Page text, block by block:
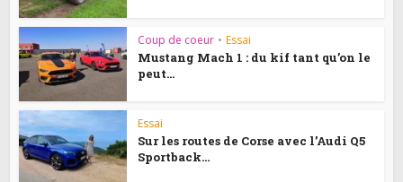
Coup de coeur • Essai
Mustang Mach 1 : du kif tant qu’on le
peut...
Essai
Sur les routes de Corse avec l’Audi Q5
Sportback...